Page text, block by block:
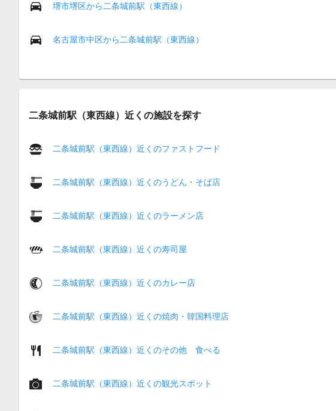
堺市堺区から二条城前駅（東西線）
名古屋市中区から二条城前駅（東西線）
二条城前駅（東西線）近くの施設を探す
二条城前駅（東西線）近くのファストフード
二条城前駅（東西線）近くのうどん・そば店
二条城前駅（東西線）近くのラーメン店
二条城前駅（東西線）近くの寿司屋
二条城前駅（東西線）近くのカレー店
二条城前駅（東西線）近くの焼肉・韓国料理店
二条城前駅（東西線）近くのその他 食べる
二条城前駅（東西線）近くの観光スポット